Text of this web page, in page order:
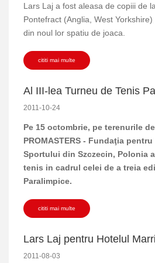
Lars Laj a fost aleasa de copiii de
Pontefract (Anglia, West
din noul lor spatiu de joaca.
cititi mai multe
Al III-lea Turneu de Tenis
2011-10-24
Pe 15 octombrie, pe terenurile
PROMASTERS - Fundaţia
Sportului din Szczecin, Polonia
tenis in cadrul celei de a treia
Paralimpice.
cititi mai multe
Lars Laj pentru Hotelul
2011-08-03